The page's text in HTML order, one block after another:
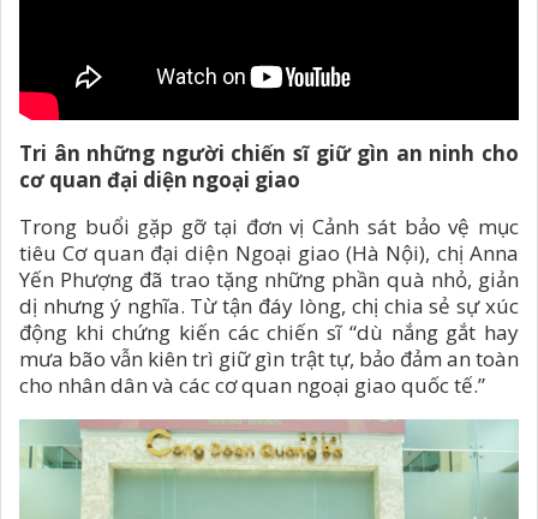
Tri ân những người chiến sĩ giữ gìn an ninh cho
cơ quan đại diện ngoại giao
Trong buổi gặp gỡ tại đơn vị Cảnh sát bảo vệ mục
tiêu Cơ quan đại diện Ngoại giao (Hà Nội), chị Anna
Yến Phượng đã trao tặng những phần quà nhỏ, giản
dị nhưng ý nghĩa. Từ tận đáy lòng, chị chia sẻ sự xúc
động khi chứng kiến các chiến sĩ “dù nắng gắt hay
mưa bão vẫn kiên trì giữ gìn trật tự, bảo đảm an toàn
cho nhân dân và các cơ quan ngoại giao quốc tế.”